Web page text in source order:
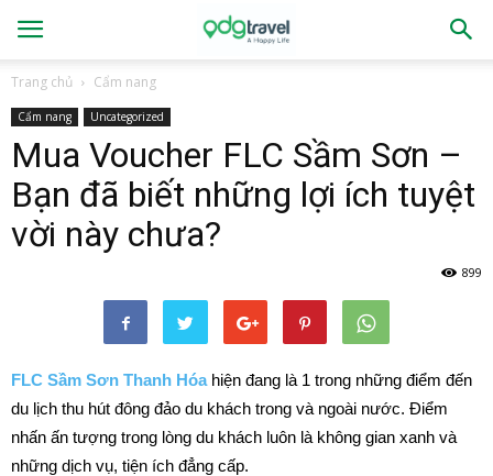
Trang chủ Cẩm nang
Cẩm nang Uncategorized
Mua Voucher FLC Sầm Sơn –
Bạn đã biết những lợi ích tuyệt
vời này chưa?
899
FLC Sầm Sơn Thanh Hóa hiện đang là 1 trong những điểm đến
du lịch thu hút đông đảo du khách trong và ngoài nước. Điểm
nhấn ấn tượng trong lòng du khách luôn là không gian xanh và
những dịch vụ, tiện ích đẳng cấp.